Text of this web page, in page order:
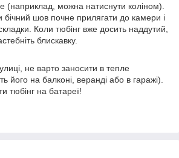
(наприклад, можна натиснути коліном).
бічний шов почне прилягати до камери і
Коли тюбінг вже досить наддутий,
блискавку.
не варто заносити в тепле
його на балконі, веранді або в гаражі).
тюбінг на батареї!